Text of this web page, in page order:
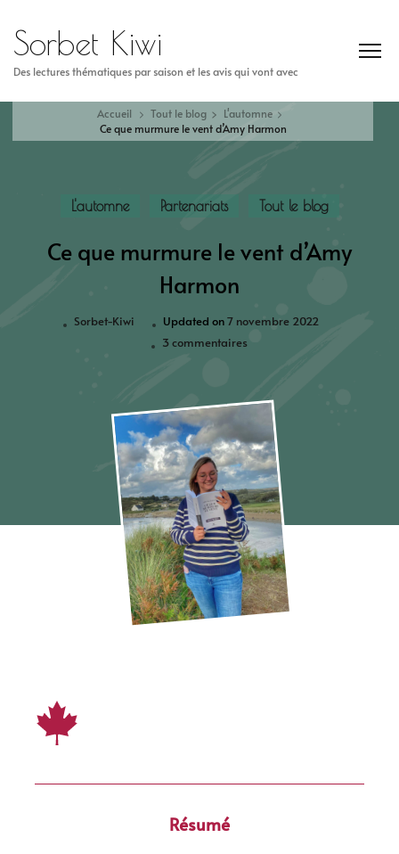
Sorbet Kiwi
Des lectures thématiques par saison et les avis qui vont avec
Accueil Tout le blog
L'automne
Ce que murmure le vent d’Amy Harmon
L'automne Partenariats Tout le blog
Ce que murmure le vent d’Amy
Harmon
Sorbet-Kiwi Updated on7 novembre 2022
3 commentaires
Résumé